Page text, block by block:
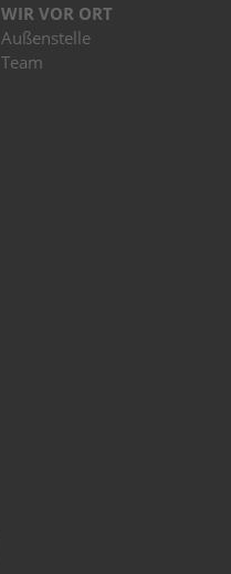
WIR VOR ORT
Außenstelle
Team